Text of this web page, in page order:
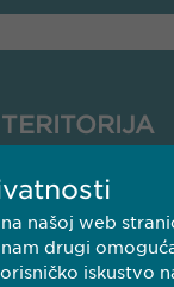
TERITORIJA
našoj web
drugi
iskustvo